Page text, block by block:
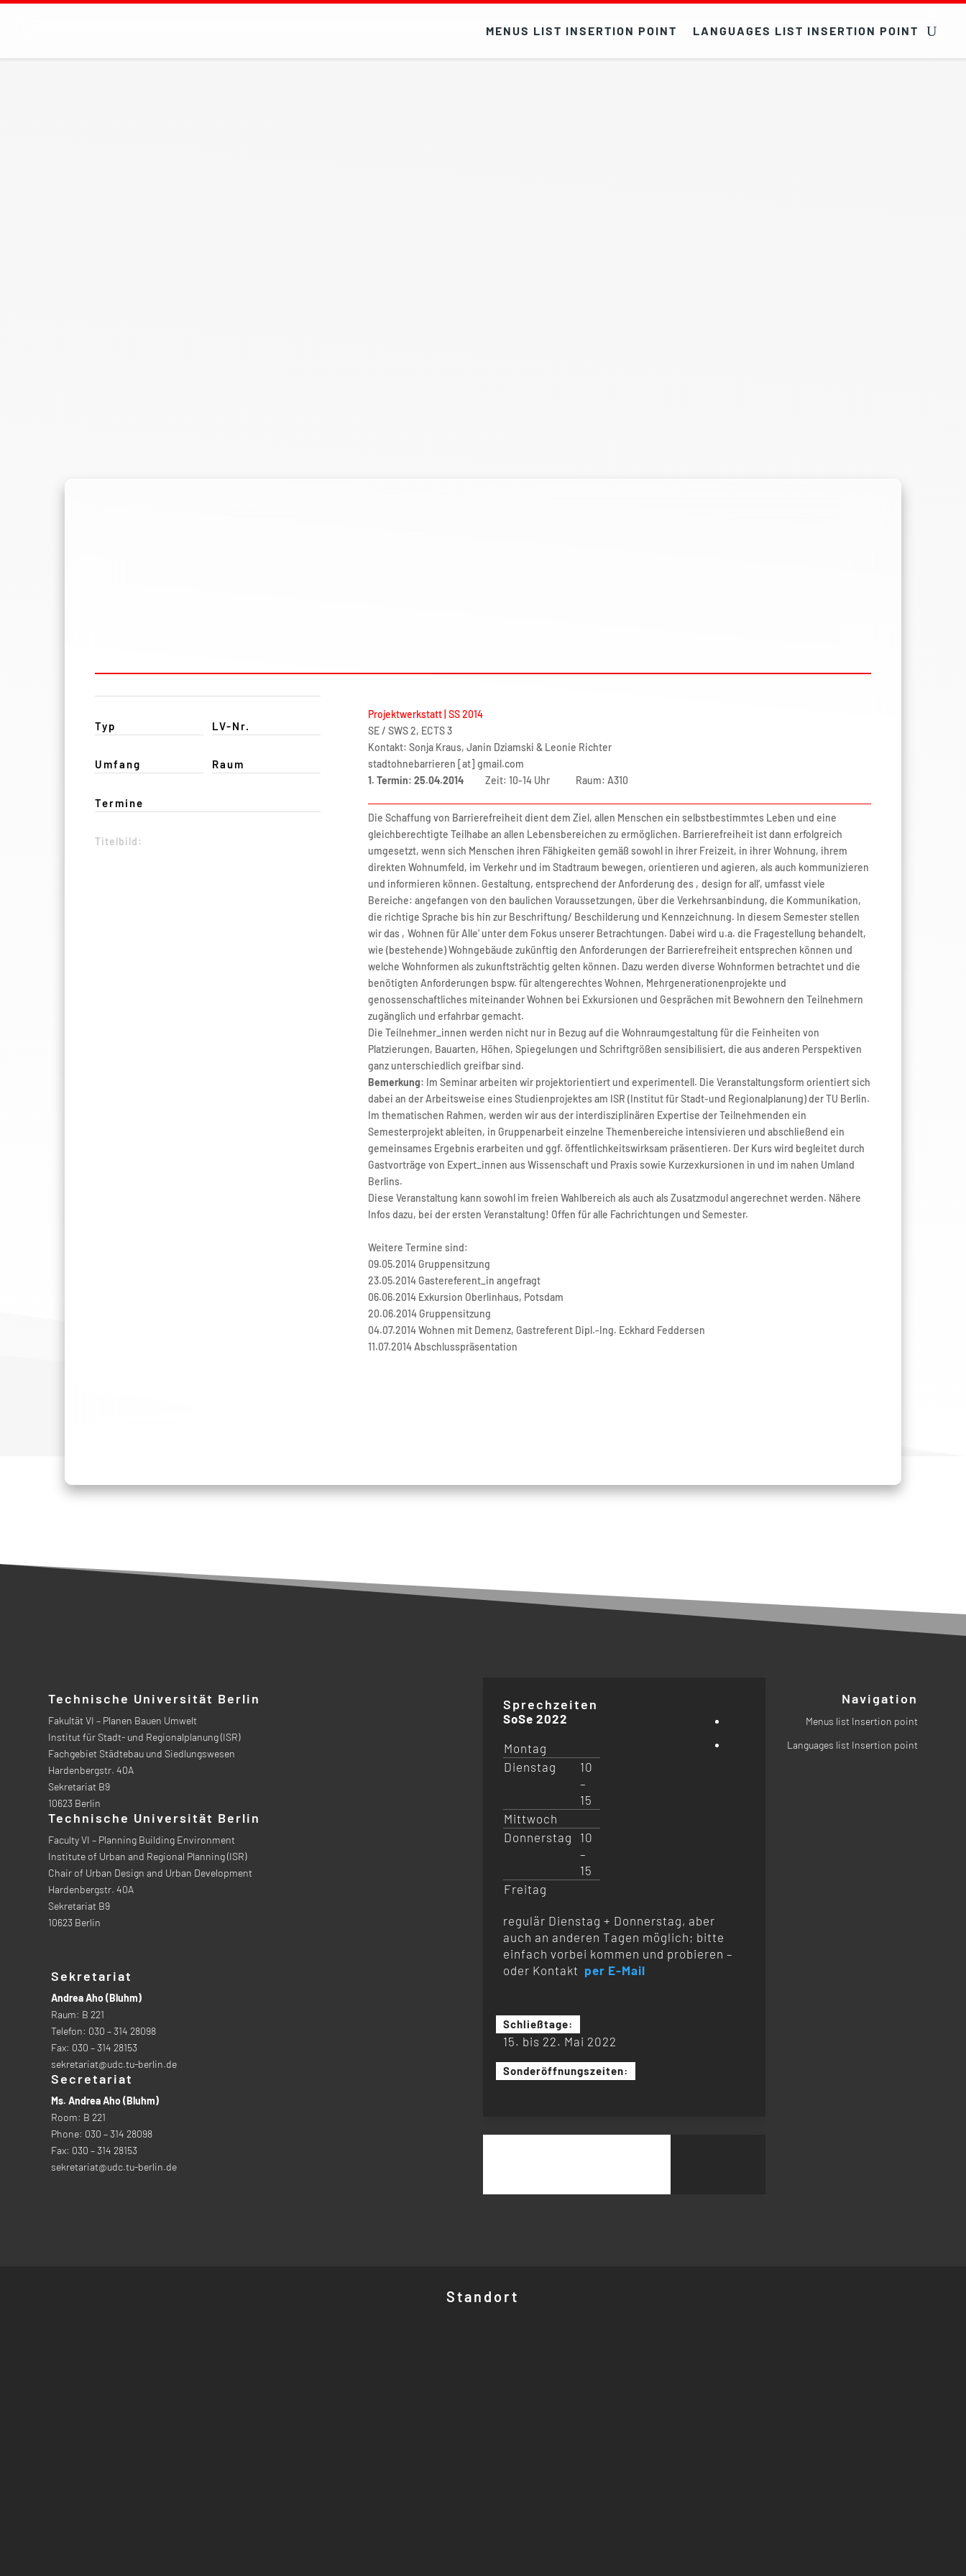
MENUS LIST INSERTION POINT LANGUAGES LIST INSERTION POINT
Typ LV-Nr.
Umfang Raum
Termine
Titelbild:
Projektwerkstatt | SS 2014
SE / SWS 2, ECTS 3
Kontakt: Sonja Kraus, Janin Dziamski & Leonie Richter
stadtohnebarrieren [at] gmail.com
1. Termin: 25.04.2014 Zeit: 10-14 Uhr Raum: A310
Die Schaffung von Barrierefreiheit dient dem Ziel, allen Menschen ein selbstbestimmtes Leben und eine
gleichberechtigte Teilhabe an allen Lebensbereichen zu ermöglichen. Barrierefreiheit ist dann erfolgreich
umgesetzt, wenn sich Menschen ihren Fähigkeiten gemäß sowohl in ihrer Freizeit, in ihrer Wohnung, ihrem
direkten Wohnumfeld, im Verkehr und im Stadtraum bewegen, orientieren und agieren, als auch kommunizieren
und informieren können. Gestaltung, entsprechend der Anforderung des ‚design for all‘, umfasst viele
Bereiche: angefangen von den baulichen Voraussetzungen, über die Verkehrsanbindung, die Kommunikation,
die richtige Sprache bis hin zur Beschriftung/ Beschilderung und Kennzeichnung. In diesem Semester stellen
wir das ‚Wohnen für Alle‘ unter dem Fokus unserer Betrachtungen. Dabei wird u.a. die Fragestellung behandelt,
wie (bestehende) Wohngebäude zukünftig den Anforderungen der Barrierefreiheit entsprechen können und
welche Wohnformen als zukunftsträchtig gelten können. Dazu werden diverse Wohnformen betrachtet und die
benötigten Anforderungen bspw. für altengerechtes Wohnen, Mehrgenerationenprojekte und
genossenschaftliches miteinander Wohnen bei Exkursionen und Gesprächen mit Bewohnern den Teilnehmern
zugänglich und erfahrbar gemacht.
Die Teilnehmer_innen werden nicht nur in Bezug auf die Wohnraumgestaltung für die Feinheiten von
Platzierungen, Bauarten, Höhen, Spiegelungen und Schriftgrößen sensibilisiert, die aus anderen Perspektiven
ganz unterschiedlich greifbar sind.
Bemerkung: Im Seminar arbeiten wir projektorientiert und experimentell. Die Veranstaltungsform orientiert sich
dabei an der Arbeitsweise eines Studienprojektes am ISR (Institut für Stadt-und Regionalplanung) der TU Berlin.
Im thematischen Rahmen, werden wir aus der interdisziplinären Expertise der Teilnehmenden ein
Semesterprojekt ableiten, in Gruppenarbeit einzelne Themenbereiche intensivieren und abschließend ein
gemeinsames Ergebnis erarbeiten und ggf. öffentlichkeitswirksam präsentieren. Der Kurs wird begleitet durch
Gastvorträge von Expert_innen aus Wissenschaft und Praxis sowie Kurzexkursionen in und im nahen Umland
Berlins.
Diese Veranstaltung kann sowohl im freien Wahlbereich als auch als Zusatzmodul angerechnet werden. Nähere
Infos dazu, bei der ersten Veranstaltung! Offen für alle Fachrichtungen und Semester.
Weitere Termine sind:
09.05.2014 Gruppensitzung
23.05.2014 Gastereferent_in angefragt
06.06.2014 Exkursion Oberlinhaus, Potsdam
20.06.2014 Gruppensitzung
04.07.2014 Wohnen mit Demenz, Gastreferent Dipl.-Ing. Eckhard Feddersen
11.07.2014 Abschlusspräsentation
Technische Universität Berlin
Fakultät VI – Planen Bauen Umwelt
Institut für Stadt- und Regionalplanung (ISR)
Fachgebiet Städtebau und Siedlungswesen
Hardenbergstr. 40A
Sekretariat B9
10623 Berlin
Technische Universität Berlin
Faculty VI – Planning Building Environment
Institute of Urban and Regional Planning (ISR)
Chair of Urban Design and Urban Development
Hardenbergstr. 40A
Sekretariat B9
10623 Berlin
Sekretariat
Andrea Aho (Bluhm)
Raum: B 221
Telefon: 030 – 314 28098
Fax: 030 – 314 28153
sekretariat@udc.tu-berlin.de
Secretariat
Ms. Andrea Aho (Bluhm)
Room: B 221
Phone: 030 – 314 28098
Fax: 030 – 314 28153
sekretariat@udc.tu-berlin.de
Sprechzeiten
SoSe 2022
Montag
Dienstag
10
–
15
Mittwoch
Donnerstag
10
–
15
Freitag
regulär Dienstag + Donnerstag, aber
auch an anderen Tagen möglich; bitte
einfach vorbei kommen und probieren –
oder Kontakt per E-Mail
Schließtage:
15. bis 22. Mai 2022
Sonderöffnungszeiten:
Navigation
Menus list Insertion point
Languages list Insertion point
Standort